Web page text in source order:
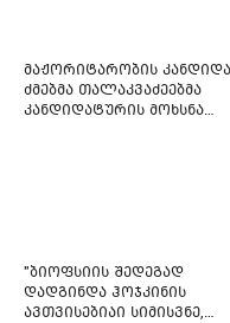
მაჟორიტარობის
ძმებმა თალაკვაძეებმა
კანდიდატურის მოხსნა
"ბიოფსიის შედეგად
დადგინდა ჰოჯკინის
ავთვისებიაი სიმისვნე,